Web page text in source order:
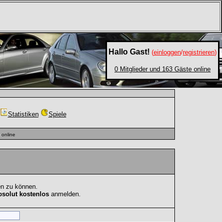
Hallo Gast! (einloggen/registrieren)
0 Mitglieder und 163 Gäste online
Statistiken Spiele
zu können.
kostenlos anmelden.